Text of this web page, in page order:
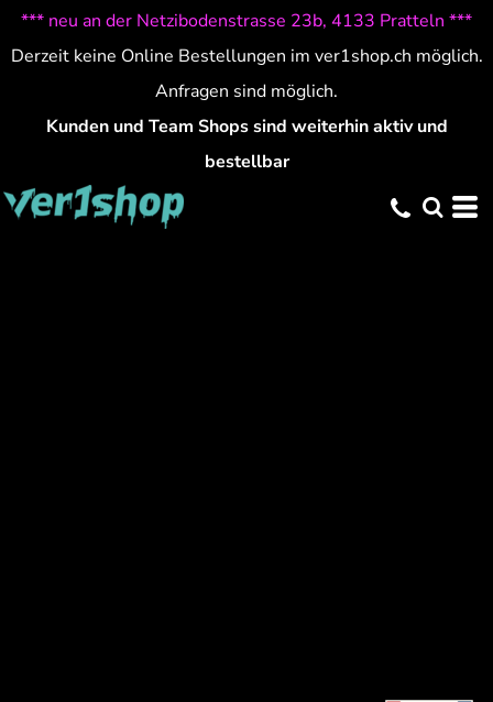
*** neu an der Netzibodenstrasse 23b, 4133 Pratteln ***
Derzeit keine Online Bestellungen im ver1shop.ch möglich.
Anfragen sind möglich.
Kunden und Team Shops sind weiterhin aktiv und
bestellbar